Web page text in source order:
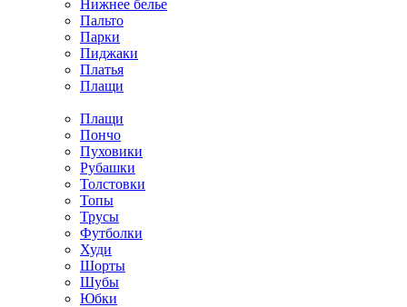
Нижнее белье
Пальто
Парки
Пиджаки
Платья
Плащи
Плащи
Пончо
Пуховики
Рубашки
Толстовки
Топы
Трусы
Футболки
Худи
Шорты
Шубы
Юбки